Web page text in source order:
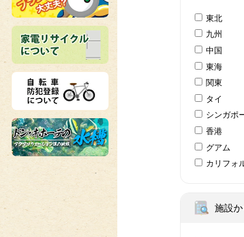
東北
九州
中国
東海
関東
タイ
シンガポ
香港
グアム
カリフォ
施設